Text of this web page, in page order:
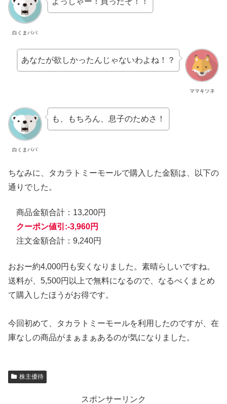
白くまパパ
ママキツネ
あなたが欲しかったんじゃないわよね！？
白くまパパ
も、もちろん、息子のためさ！
ちなみに、タカラトミーモールで購入した金額は、以下の
通りでした。
商品金額合計：13,200円
クーポン値引:-3,960円
注文金額合計：9,240円
おおー約4,000円も安くなりました。素晴らしいですね。
送料が、5,500円以上で無料になるので、なるべくまとめ
て購入したほうがお得です。
今回初めて、タカラトミーモールを利用したのですが、在
庫なしの商品がまぁまぁあるのが気になりました。
株主優待
スポンサーリンク